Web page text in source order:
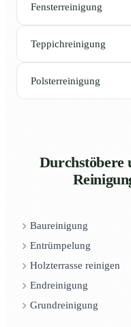
Fensterreinigung
Teppichreinigung
Polsterreinigung
Durchstöbere
Baureinigung
Entrümpelung
Holzterrasse reinigen
Endreinigung
Grundreinigung